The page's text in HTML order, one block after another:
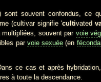
souvent confondus, ce
(cultivar signifie 'cultivated
souvent par voie
par voie sexuée (en
cas et après hybridation,
à toute la descendance.